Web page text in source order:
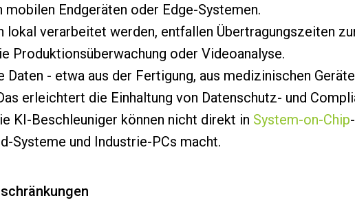
Endgeräten oder Edge-Systemen.
lokal verarbeitet werden, entfallen Übertragungszeiten
Produktionsüberwachung oder Videoanalyse.
Daten - etwa aus der Fertigung, aus medizinischen
erleichtert die Einhaltung von Datenschutz- und
KI-Beschleuniger können nicht direkt in System-on-Chip
Systeme und Industrie-PCs macht.